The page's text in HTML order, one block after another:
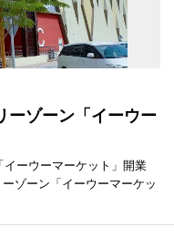
ーゾーン「イーウー
イーウーマーケット」開業
ゾーン「イーウーマーケッ